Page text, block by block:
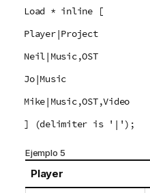
Load * inline [
Player|Project
Neil|Music,OST
Jo|Music
Mike|Music,OST,Video
] (delimiter is '|');
Ejemplo 5
Player